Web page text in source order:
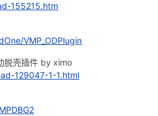
155215.htm
VMP_ODPlugin
脱壳插件 by ximo
129047-1-1.html